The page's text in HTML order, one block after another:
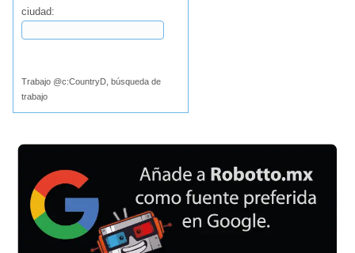
ciudad:
Trabajo @c:CountryD, búsqueda de
trabajo